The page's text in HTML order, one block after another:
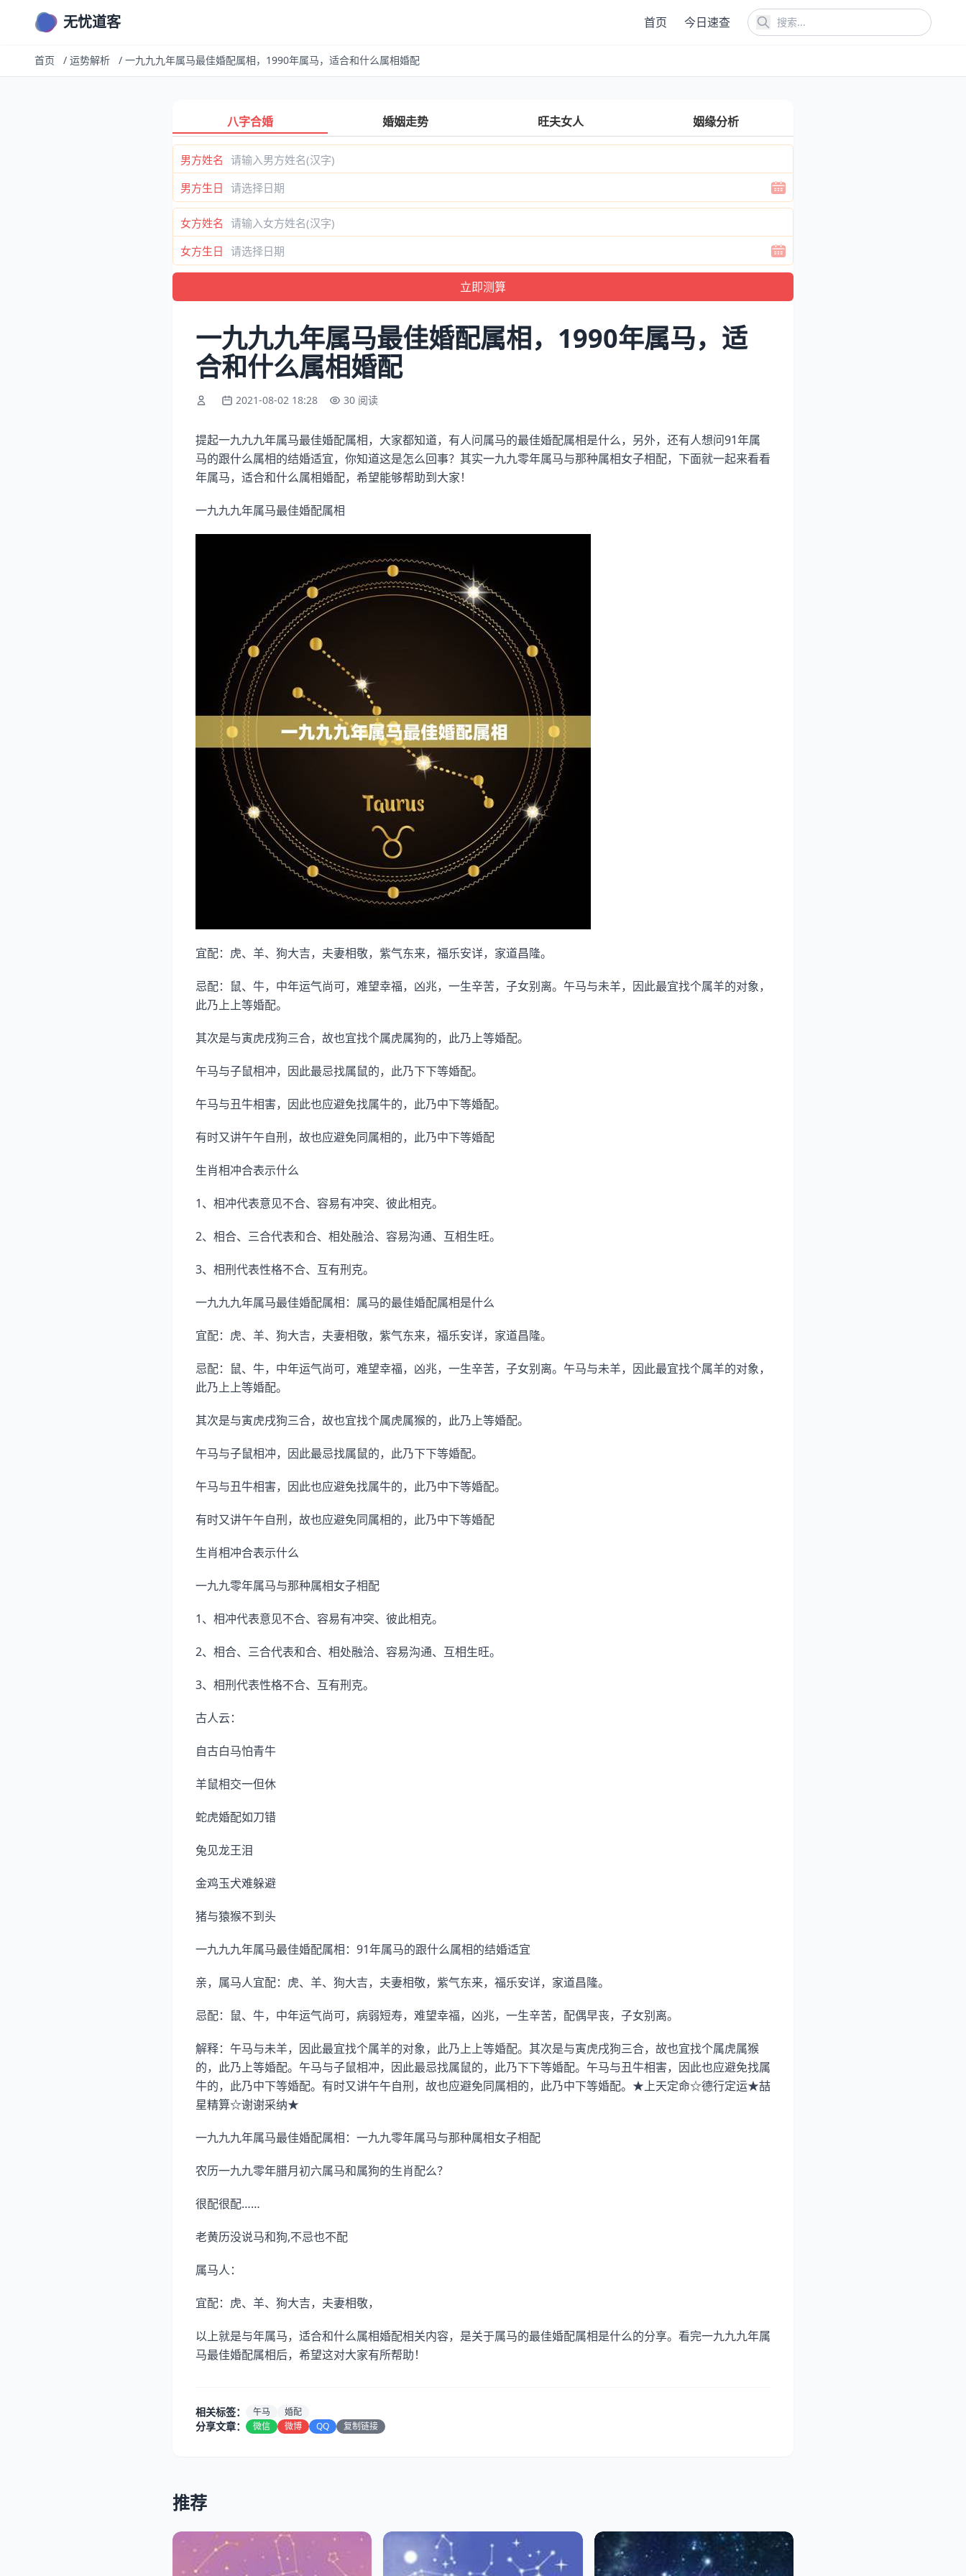
无忧道客 首页 今日速查
首页 / 运势解析 / 一九九九年属马最佳婚配属相，1990年属马，适合和什么属相婚配
八字合婚 婚姻走势 旺夫女人 姻缘分析
男方姓名
男方生日
女方姓名
女方生日
一九九九年属马最佳婚配属相，1990年属马，适
合和什么属相婚配
2021-08-02 18:28 30 阅读
提起一九九九年属马最佳婚配属相，大家都知道，有人问属马的最佳婚配属相是什么，另外，还有人想问91年属
马的跟什么属相的结婚适宜，你知道这是怎么回事？其实一九九零年属马与那种属相女子相配，下面就一起来看看
年属马，适合和什么属相婚配，希望能够帮助到大家！
一九九九年属马最佳婚配属相
宜配：虎、羊、狗大吉，夫妻相敬，紫气东来，福乐安详，家道昌隆。
忌配：鼠、牛，中年运气尚可，难望幸福，凶兆，一生辛苦，子女别离。午马与未羊，因此最宜找个属羊的对象，
此乃上上等婚配。
其次是与寅虎戌狗三合，故也宜找个属虎属狗的，此乃上等婚配。
午马与子鼠相冲，因此最忌找属鼠的，此乃下下等婚配。
午马与丑牛相害，因此也应避免找属牛的，此乃中下等婚配。
有时又讲午午自刑，故也应避免同属相的，此乃中下等婚配
生肖相冲合表示什么
1、相冲代表意见不合、容易有冲突、彼此相克。
2、相合、三合代表和合、相处融洽、容易沟通、互相生旺。
3、相刑代表性格不合、互有刑克。
一九九九年属马最佳婚配属相：属马的最佳婚配属相是什么
宜配：虎、羊、狗大吉，夫妻相敬，紫气东来，福乐安详，家道昌隆。
忌配：鼠、牛，中年运气尚可，难望幸福，凶兆，一生辛苦，子女别离。午马与未羊，因此最宜找个属羊的对象，
此乃上上等婚配。
其次是与寅虎戌狗三合，故也宜找个属虎属猴的，此乃上等婚配。
午马与子鼠相冲，因此最忌找属鼠的，此乃下下等婚配。
午马与丑牛相害，因此也应避免找属牛的，此乃中下等婚配。
有时又讲午午自刑，故也应避免同属相的，此乃中下等婚配
生肖相冲合表示什么
一九九零年属马与那种属相女子相配
1、相冲代表意见不合、容易有冲突、彼此相克。
2、相合、三合代表和合、相处融洽、容易沟通、互相生旺。
3、相刑代表性格不合、互有刑克。
古人云：
自古白马怕青牛
羊鼠相交一但休
蛇虎婚配如刀错
兔见龙王泪
金鸡玉犬难躲避
猪与猿猴不到头
一九九九年属马最佳婚配属相：91年属马的跟什么属相的结婚适宜
亲，属马人宜配：虎、羊、狗大吉，夫妻相敬，紫气东来，福乐安详，家道昌隆。
忌配：鼠、牛，中年运气尚可，病弱短寿，难望幸福，凶兆，一生辛苦，配偶早丧，子女别离。
解释：午马与未羊，因此最宜找个属羊的对象，此乃上上等婚配。其次是与寅虎戌狗三合，故也宜找个属虎属猴
的，此乃上等婚配。午马与子鼠相冲，因此最忌找属鼠的，此乃下下等婚配。午马与丑牛相害，因此也应避免找属
牛的，此乃中下等婚配。有时又讲午午自刑，故也应避免同属相的，此乃中下等婚配。★上天定命☆德行定运★喆
星精算☆谢谢采纳★
一九九九年属马最佳婚配属相：一九九零年属马与那种属相女子相配
农历一九九零年腊月初六属马和属狗的生肖配么？
很配很配……
老黄历没说马和狗,不忌也不配
属马人：
宜配：虎、羊、狗大吉，夫妻相敬，
以上就是与年属马，适合和什么属相婚配相关内容，是关于属马的最佳婚配属相是什么的分享。看完一九九九年属
马最佳婚配属相后，希望这对大家有所帮助！
相关标签： 午马 婚配
分享文章： 微信 微博 QQ 复制链接
推荐